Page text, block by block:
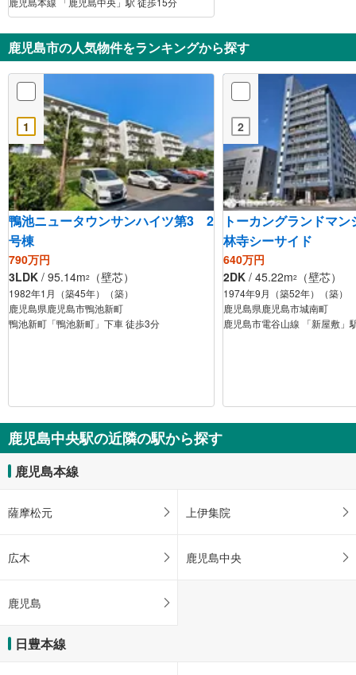
鹿児島市の人気物件をランキングから探す
1
鴨池ニュータウンサンハイツ第3 2
号棟
790万円
3LDK / 95.14m2 （壁芯）
1982年1月（築45年）（築）
鹿児島県鹿児島市鴨池新町
鴨池新町「鴨池新町」下車 徒歩3分
2
トーカングランドマ
林寺シーサイド
640万円
2DK / 45.22m2 （壁芯）
1974年9月（築52年）（築）
鹿児島県鹿児島市城南町
鹿児島市電谷山線 「新屋敷」
鹿児島中央駅の近隣の駅から探す
鹿児島本線
薩摩松元 上伊集院
広木 鹿児島中央
鹿児島
日豊本線